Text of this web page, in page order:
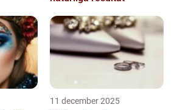
11 december 2025